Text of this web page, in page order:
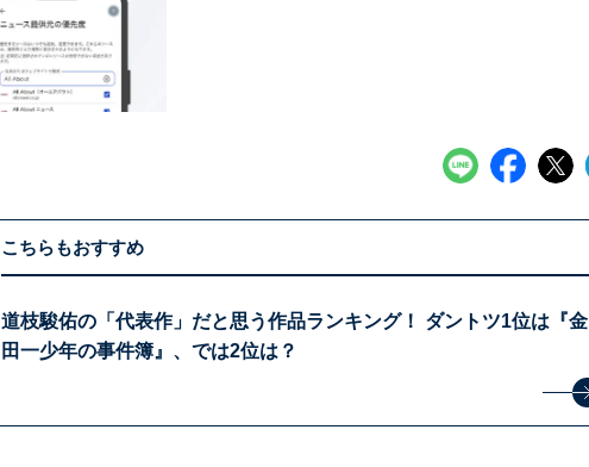
こちらもおすすめ
道枝駿佑の「代表作」だと思う作品ランキング！ ダントツ1位は『金
田一少年の事件簿』、では2位は？